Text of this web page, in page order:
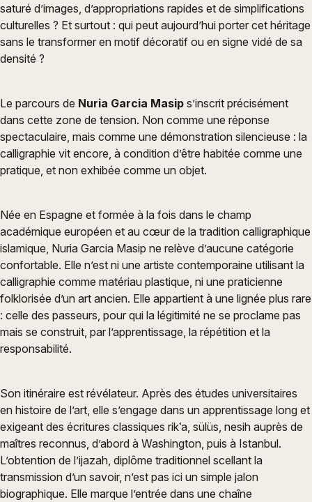
saturé d’images, d’appropriations rapides et de simplifications
culturelles ? Et surtout : qui peut aujourd’hui porter cet héritage
sans le transformer en motif décoratif ou en signe vidé de sa
densité ?
Le parcours de Nuria Garcia Masip s’inscrit précisément
dans cette zone de tension. Non comme une réponse
spectaculaire, mais comme une démonstration silencieuse : la
calligraphie vit encore, à condition d’être habitée comme une
pratique, et non exhibée comme un objet.
Née en Espagne et formée à la fois dans le champ
académique européen et au cœur de la tradition calligraphique
islamique, Nuria Garcia Masip ne relève d’aucune catégorie
confortable. Elle n’est ni une artiste contemporaine utilisant la
calligraphie comme matériau plastique, ni une praticienne
folklorisée d’un art ancien. Elle appartient à une lignée plus rare
: celle des passeurs, pour qui la légitimité ne se proclame pas
mais se construit, par l’apprentissage, la répétition et la
responsabilité.
Son itinéraire est révélateur. Après des études universitaires
en histoire de l’art, elle s’engage dans un apprentissage long et
exigeant des écritures classiques rikʿa, sülüs, nesih auprès de
maîtres reconnus, d’abord à Washington, puis à Istanbul.
L’obtention de l’ijazah, diplôme traditionnel scellant la
transmission d’un savoir, n’est pas ici un simple jalon
biographique. Elle marque l’entrée dans une chaîne